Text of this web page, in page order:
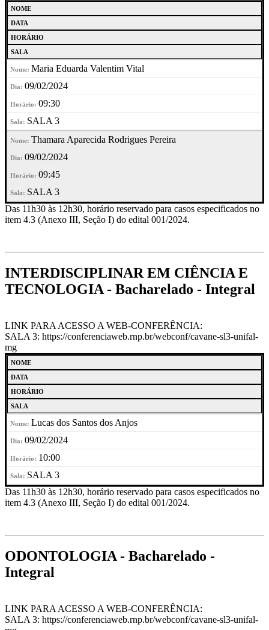
NOME
DATA
HORÁRIO
SALA
Maria Eduarda Valentim Vital
09/02/2024
09:30
SALA 3
Thamara Aparecida Rodrigues Pereira
09/02/2024
09:45
SALA 3
Das 11h30 às 12h30, horário reservado para casos especificados no
item 4.3 (Anexo III, Seção I) do edital 001/2024.
INTERDISCIPLINAR EM CIÊNCIA E
TECNOLOGIA - Bacharelado - Integral
LINK PARA ACESSO A WEB-CONFERÊNCIA:
SALA 3: https://conferenciaweb.rnp.br/webconf/cavane-sl3-unifal-
mg
NOME
DATA
HORÁRIO
SALA
Lucas dos Santos dos Anjos
09/02/2024
10:00
SALA 3
Das 11h30 às 12h30, horário reservado para casos especificados no
item 4.3 (Anexo III, Seção I) do edital 001/2024.
ODONTOLOGIA - Bacharelado -
Integral
LINK PARA ACESSO A WEB-CONFERÊNCIA:
SALA 3: https://conferenciaweb.rnp.br/webconf/cavane-sl3-unifal-